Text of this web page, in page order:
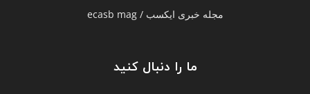
مجله خبری ایکسب / ecasb mag
ما را دنبال کنید